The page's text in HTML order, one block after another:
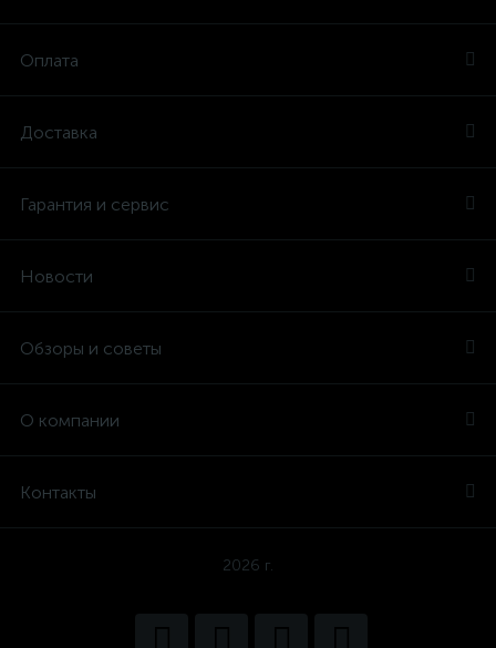
Оплата
Доставка
Гарантия и сервис
Новости
Обзоры и советы
О компании
Контакты
2026 г.